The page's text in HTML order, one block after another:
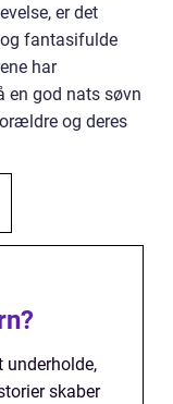
er det
fantasifulde
har
en god nats søvn
og deres
underholde,
skaber